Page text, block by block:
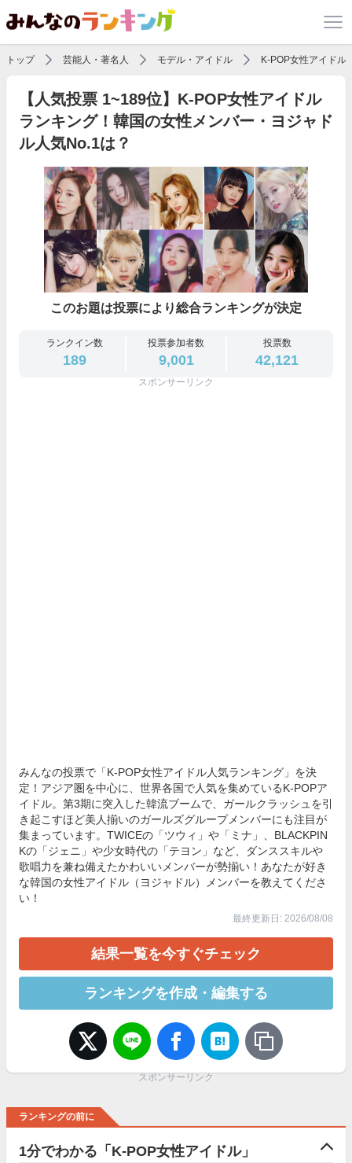
トップ 芸能人・著名人 モデル・アイドル K-POP女性アイドル
【人気投票 1~189位】K-POP女性アイドル
ランキング！韓国の女性メンバー・ヨジャド
ル人気No.1は？
このお題は投票により総合ランキングが決定
ランクイン数
189
投票参加者数
9,001
投票数
42,121
スポンサーリンク
みんなの投票で「K-POP女性アイドル人気ランキング」を決
定！アジア圏を中心に、世界各国で人気を集めているK-POPア
イドル。第3期に突入した韓流ブームで、ガールクラッシュを引
き起こすほど美人揃いのガールズグループメンバーにも注目が
集まっています。TWICEの「ツウィ」や「ミナ」、BLACKPIN
Kの「ジェニ」や少女時代の「テヨン」など、ダンススキルや
歌唱力を兼ね備えたかわいいメンバーが勢揃い！あなたが好き
な韓国の女性アイドル（ヨジャドル）メンバーを教えてくださ
い！
最終更新日: 2026/08/08
結果一覧を今すぐチェック
ランキングを作成・編集する
スポンサーリンク
ランキングの前に
1分でわかる「K-POP女性アイドル」